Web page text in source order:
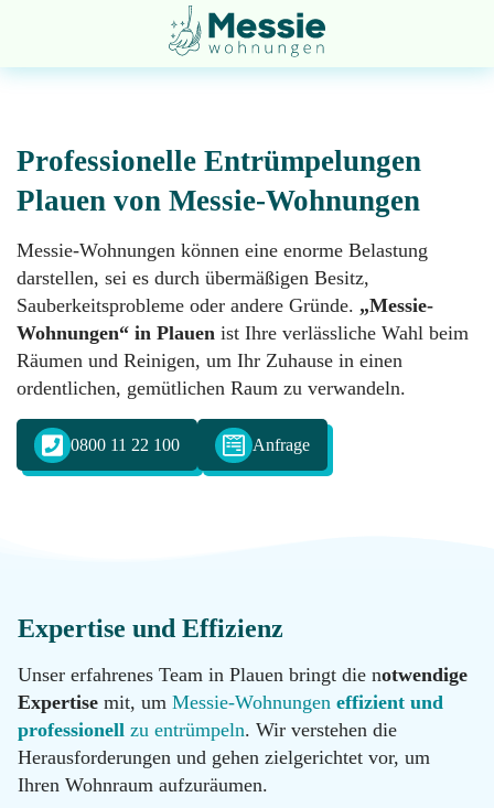
Professionelle Entrümpelungen
Plauen von Messie-Wohnungen
Messie-Wohnungen können eine enorme Belastung
darstellen, sei es durch übermäßigen Besitz,
Sauberkeitsprobleme oder andere Gründe. „Messie-
Wohnungen“ in Plauen ist Ihre verlässliche Wahl beim
Räumen und Reinigen, um Ihr Zuhause in einen
ordentlichen, gemütlichen Raum zu verwandeln.
0800 11 22 100 Anfrage
Expertise und Effizienz
Unser erfahrenes Team in Plauen bringt die notwendige
Expertise mit, um Messie-Wohnungen effizient und
professionell zu entrümpeln. Wir verstehen die
Herausforderungen und gehen zielgerichtet vor, um
Ihren Wohnraum aufzuräumen.
Entsorgung
Entrümpelung
Geruchsneutralisation
Malerarbeiten
Renovierung
Startseite
Über
uns
Impressum
Standorte
Hotline
0800